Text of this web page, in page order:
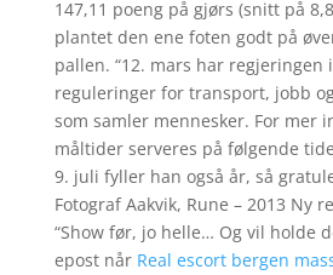
147,11 poeng på gjørs (snitt på
plantet den ene foten godt på
pallen. “12. mars har regjeringen
reguleringer for transport, jobb
som samler mennesker. For mer
måltider serveres på følgende
9. juli fyller han også år, så
Fotograf Aakvik, Rune – 2013 Ny
“Show før, jo helle… Og vil holde
epost når Real escort bergen